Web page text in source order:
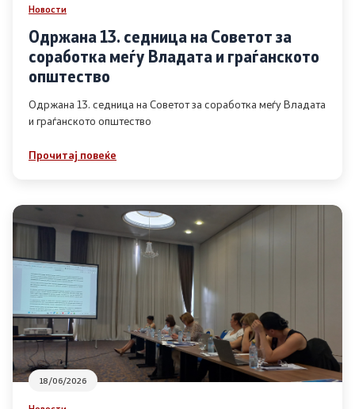
Извештаи
Список на ОЈИ
Контакт
Контакт
Линкови
Изјава за пристапност
Со еден клик до сите услуги
Новости
Одржана 13. седница на Советот за
соработка меѓу Владата и граѓанското
општество
Одржана 13. седница на Советот за соработка меѓу Владата
и граѓанското општество
Прочитај повеќе
18/06/2026